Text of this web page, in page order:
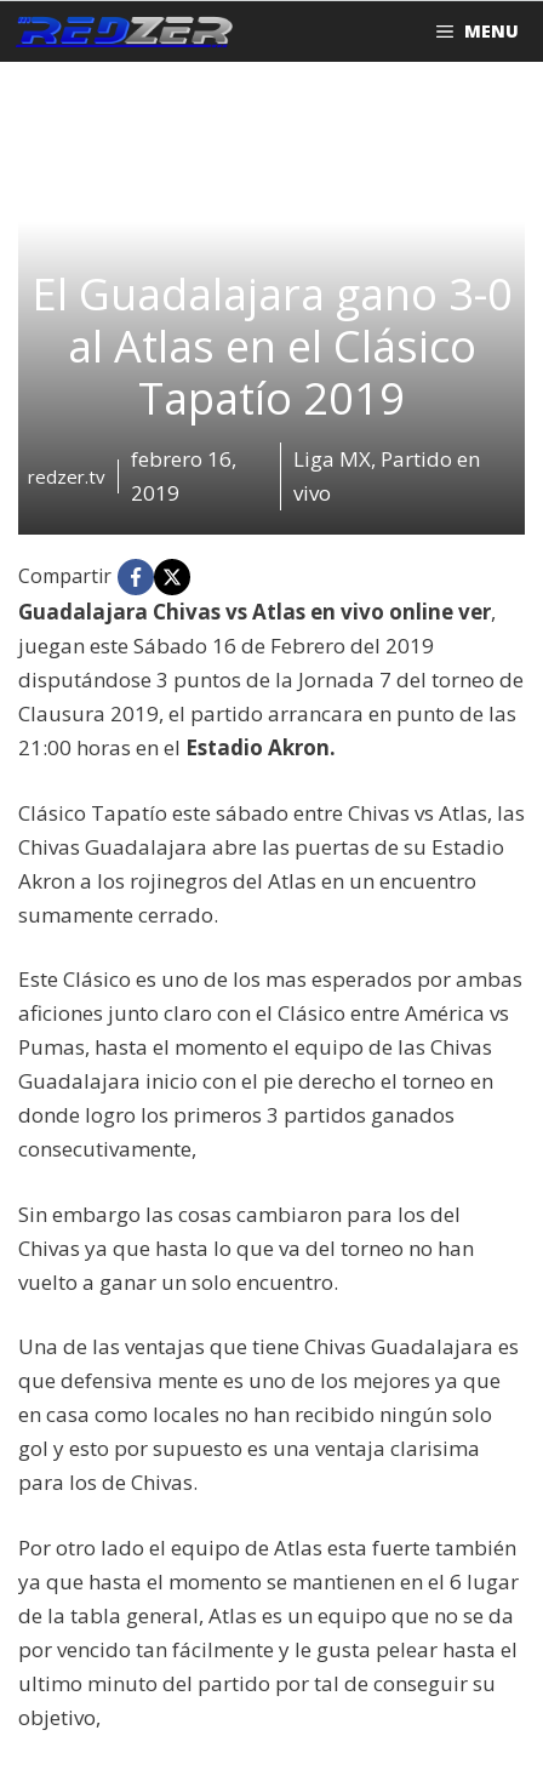
Saltar
al
MENU
El Guadalajara gano 3-0
al Atlas en el Clásico
Tapatío 2019
redzer.tv
febrero 16,
2019
Liga MX, Partido en
vivo
Compartir
Guadalajara Chivas vs Atlas en vivo online ver,
juegan este Sábado 16 de Febrero del 2019
disputándose 3 puntos de la Jornada 7 del torneo de
Clausura 2019, el partido arrancara en punto de las
21:00 horas en el Estadio Akron.
Clásico Tapatío este sábado entre Chivas vs Atlas, las
Chivas Guadalajara abre las puertas de su Estadio
Akron a los rojinegros del Atlas en un encuentro
sumamente cerrado.
Este Clásico es uno de los mas esperados por ambas
aficiones junto claro con el Clásico entre América vs
Pumas, hasta el momento el equipo de las Chivas
Guadalajara inicio con el pie derecho el torneo en
donde logro los primeros 3 partidos ganados
consecutivamente,
Sin embargo las cosas cambiaron para los del
Chivas ya que hasta lo que va del torneo no han
vuelto a ganar un solo encuentro.
Una de las ventajas que tiene Chivas Guadalajara es
que defensiva mente es uno de los mejores ya que
en casa como locales no han recibido ningún solo
gol y esto por supuesto es una ventaja clarisima
para los de Chivas.
Por otro lado el equipo de Atlas esta fuerte también
ya que hasta el momento se mantienen en el 6 lugar
de la tabla general, Atlas es un equipo que no se da
por vencido tan fácilmente y le gusta pelear hasta el
ultimo minuto del partido por tal de conseguir su
objetivo,